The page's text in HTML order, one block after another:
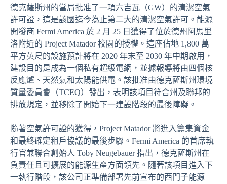
德克薩斯州的當局批准了一項六吉瓦（GW）的清潔空氣
許可證，這是該國迄今為止第二大的清潔空氣許可。能源
開發商 Fermi America 於 2 月 25 日獲得了位於德州阿馬里
洛附近的 Project Matador 校園的授權。這座佔地 1,800 萬
平方英尺的設施預計將在 2020 年末至 2030 年中期啟用，
建設目的是成為一個私有超級電網，並據報導將由四個核
反應爐、天然氣和太陽能供電。該批准由德克薩斯州環境
質量委員會（TCEQ）發出，表明該項目符合州及聯邦的
排放規定，並移除了開始下一建設階段的最後障礙。
隨著空氣許可證的獲得，Project Matador 將進入籌集資金
和最終確定租戶協議的最後步驟。Fermi America 的首席執
行官兼聯合創始人 Toby Neugebauer 指出，德克薩斯州在
負責任且可擴展的能源生產方面領先。隨著該項目進入下
一執行階段，該公司正準備部署先前宣布的西門子能源